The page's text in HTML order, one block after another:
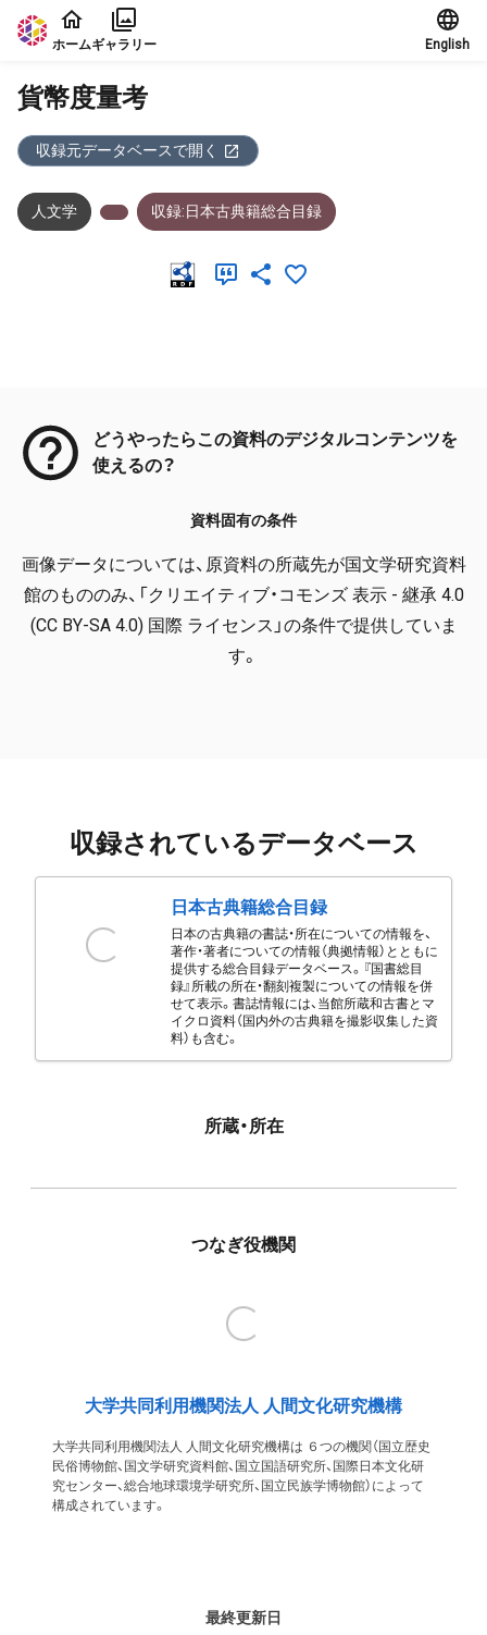
本文に飛ぶ
ホームギャラリー English
貨幣度量考
収録元データベースで開く
人文学 収録:日本古典籍総合目録
どうやったらこの資料のデジタルコンテンツを
使えるの？
資料固有の条件
画像データについては、原資料の所蔵先が国文学研究資料
館のもののみ、「クリエイティブ・コモンズ 表示 - 継承 4.0
(CC BY-SA 4.0) 国際 ライセンス」の条件で提供していま
す。
収録されているデータベース
日本古典籍総合目録
日本の古典籍の書誌・所在についての情報を、
著作・著者についての情報（典拠情報）とともに
提供する総合目録データベース。『国書総目
録』所載の所在・翻刻複製についての情報を併
せて表示。書誌情報には、当館所蔵和古書とマ
イクロ資料（国内外の古典籍を撮影収集した資
料）も含む。
所蔵・所在
つなぎ役機関
大学共同利用機関法人 人間文化研究機構
大学共同利用機関法人 人間文化研究機構は ６つの機関（国立歴史
民俗博物館、国文学研究資料館、国立国語研究所、国際日本文化研
究センター、総合地球環境学研究所、国立民族学博物館）によって
構成されています。
最終更新日